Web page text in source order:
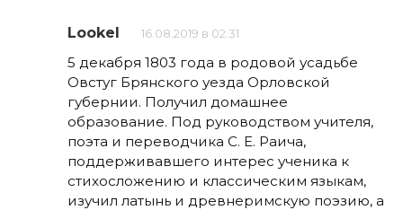
Lookel 16.08.2019 в 02:31
5 декабря 1803 года в родовой усадьбе
Овстуг Брянского уезда Орловской
губернии. Получил домашнее
образование. Под руководством учителя,
поэта и переводчика С. Е. Раича,
поддерживавшего интерес ученика к
стихосложению и классическим языкам,
изучил латынь и древнеримскую поэзию, а